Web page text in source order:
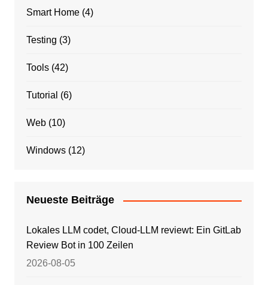
Smart Home(4)
Testing (3)
Tools(42)
Tutorial (6)
Web(10)
Windows(12)
Neueste Beiträge
Lokales LLM codet, Cloud-LLM reviewt: Ein GitLab
Review Bot in 100 Zeilen
2026-08-05